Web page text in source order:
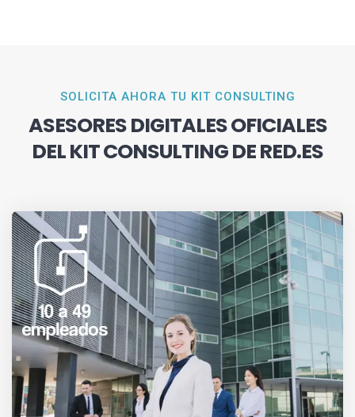
SOLICITA AHORA TU KIT CONSULTING
ASESORES DIGITALES OFICIALES
DEL KIT CONSULTING DE RED.ES